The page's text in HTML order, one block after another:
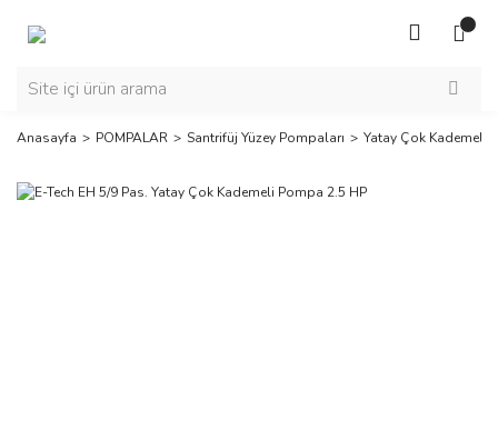
Anasayfa POMPALAR Santrifüj Yüzey Pompaları Yatay Çok Kademeli